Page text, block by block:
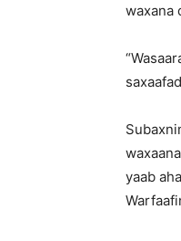
waxana
yaab